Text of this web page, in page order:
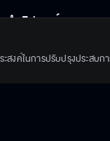
จำสัปดาห์
สงค์ในการปรับปรุงประสบ